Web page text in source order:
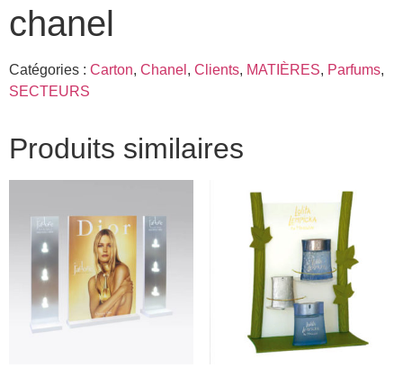
chanel
Catégories : Carton, Chanel , Clients, MATIÈRES, Parfums,
SECTEURS
Produits similaires